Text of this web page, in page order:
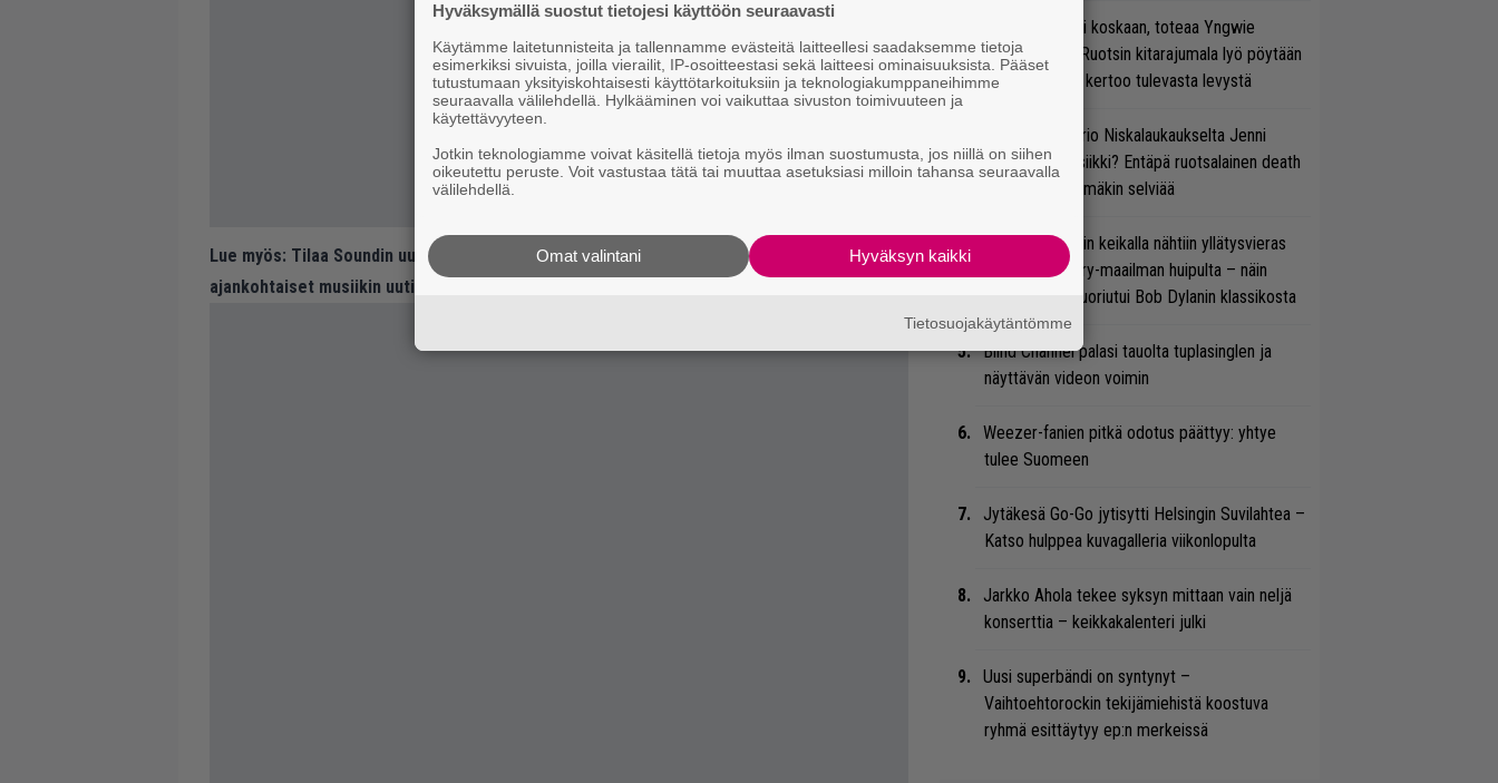
Lue myös: Tilaa Soundin uutiskirje ja tiedät mistä kahvitauolla puhutaan! Nappaa
ajankohtaiset musiikin uutiset ja puheenaiheet suoraan sähköpostiin tästä.
Se on nyt tai ei koskaan, toteaa Yngwie
Malmsteen – Ruotsin kitarajumala lyö pöytään
uuden biisin ja kertoo tulevasta levystä
Miten taipuu Trio Niskalaukaukselta Jenni
Vartiaisen musiikki? Entäpä ruotsalainen death
metal? Pian tämäkin selviää
Guns N’ Rosesin keikalla nähtiin yllätysvieras
suoraan country-maailman huipulta – näin
kokoonpano suoriutui Bob Dylanin klassikosta
Blind Channel palasi tauolta tuplasinglen ja
näyttävän videon voimin
Weezer-fanien pitkä odotus päättyy: yhtye
tulee Suomeen
Jytäkesä Go-Go jytisytti Helsingin Suvilahtea –
Katso hulppea kuvagalleria viikonlopulta
Jarkko Ahola tekee syksyn mittaan vain neljä
konserttia – keikkakalenteri julki
Uusi superbändi on syntynyt –
Vaihtoehtorockin tekijämiehistä koostuva
ryhmä esittäytyy ep:n merkeissä
Hyväksymällä suostut tietojesi käyttöön seuraavasti
Käytämme laitetunnisteita ja tallennamme evästeitä laitteellesi saadaksemme tietoja
esimerkiksi sivuista, joilla vierailit, IP-osoitteestasi sekä laitteesi ominaisuuksista. Pääset
tutustumaan yksityiskohtaisesti käyttötarkoituksiin ja teknologiakumppaneihimme
seuraavalla välilehdellä. Hylkääminen voi vaikuttaa sivuston toimivuuteen ja
käytettävyyteen.
Jotkin teknologiamme voivat käsitellä tietoja myös ilman suostumusta, jos niillä on siihen
oikeutettu peruste. Voit vastustaa tätä tai muuttaa asetuksiasi milloin tahansa seuraavalla
välilehdellä.
Hyväksyn kaikki
Omat valintani
Tietosuojakäytäntömme